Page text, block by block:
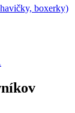
boxerky)